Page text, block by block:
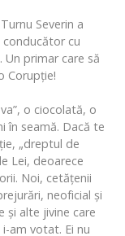
Severin a
conducător cu
primar care să
Corupţie!
o ciocolată, o
în seamă. Dacă te
„dreptul de
Lei, deoarece
Noi, cetăţenii
neoficial şi
şi alte jivine care
am votat. Ei nu